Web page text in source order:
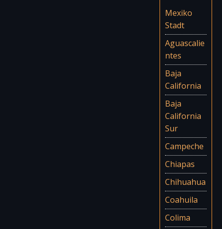
Mexiko
Stadt
Aguascalie
ntes
Baja
California
Baja
California
Sur
Campeche
Chiapas
Chihuahua
Coahuila
Colima